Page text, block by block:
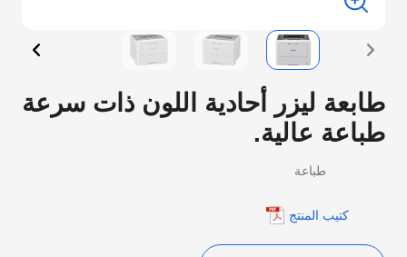
ليزر أحادية اللون ذات سرعة
عالية.
طباعة
كتيب المنتج